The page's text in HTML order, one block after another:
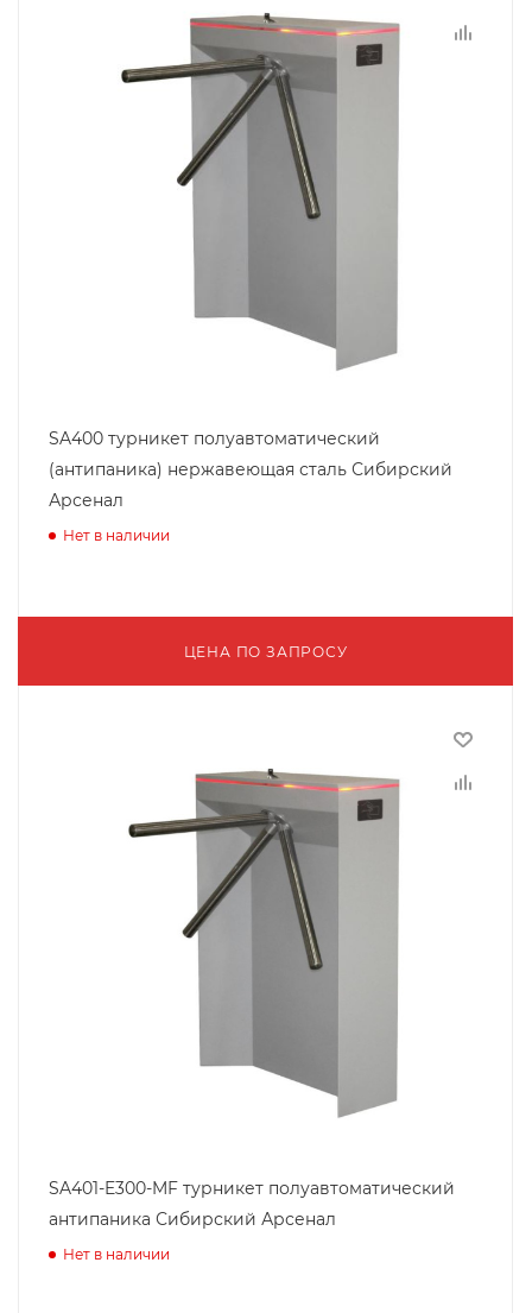
SA400 турникет полуавтоматический
(антипаника) нержавеющая сталь Сибирский
Арсенал
Нет в наличии
ЦЕНА ПО ЗАПРОСУ
SA401-E300-MF турникет полуавтоматический
антипаника Сибирский Арсенал
Нет в наличии